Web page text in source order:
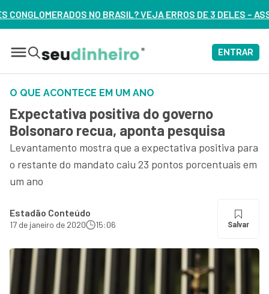
VEJA ERROS DE 3 DELES – ASSISTA AGORA
ENTRAR
O QUE ACONTECE EM UM ANO
Expectativa positiva do governo
Bolsonaro recua, aponta pesquisa
Levantamento mostra que a expectativa positiva para
o restante do mandato caiu 23 pontos porcentuais em
um ano
Estadão Conteúdo
17 de janeiro de 2020 15:06 Salvar